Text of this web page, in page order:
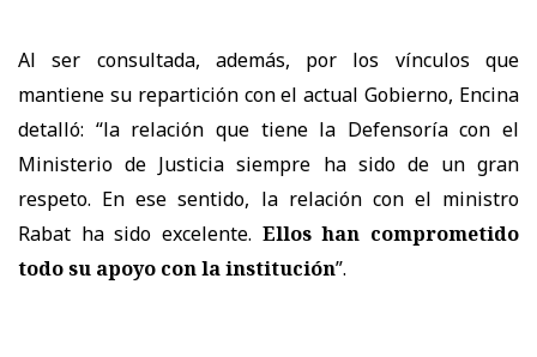
Al ser consultada, además, por los vínculos que
mantiene su repartición con el actual Gobierno, Encina
detalló: “la relación que tiene la Defensoría con el
Ministerio de Justicia siempre ha sido de un gran
respeto. En ese sentido, la relación con el ministro
Rabat ha sido excelente. Ellos han comprometido
todo su apoyo con la institución”.